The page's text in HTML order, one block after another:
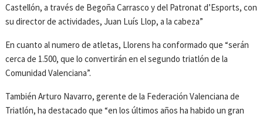
Castellón, a través de Begoña Carrasco y del Patronat d’Esports, con
su director de actividades, Juan Luís Llop, a la cabeza”
En cuanto al numero de atletas, Llorens ha conformado que “serán
cerca de 1.500, que lo convertirán en el segundo triatlón de la
Comunidad Valenciana”.
También Arturo Navarro, gerente de la Federación Valenciana de
Triatlón, ha destacado que “en los últimos años ha habido un gran